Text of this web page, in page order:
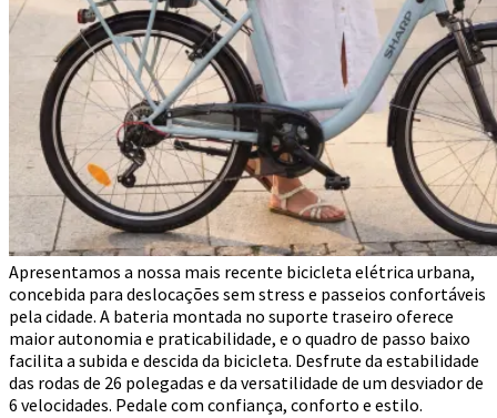
Apresentamos a nossa mais recente bicicleta elétrica urbana,
concebida para deslocações sem stress e passeios confortáveis
pela cidade. A bateria montada no suporte traseiro oferece
maior autonomia e praticabilidade, e o quadro de passo baixo
facilita a subida e descida da bicicleta. Desfrute da estabilidade
das rodas de 26 polegadas e da versatilidade de um desviador de
6 velocidades. Pedale com confiança, conforto e estilo.